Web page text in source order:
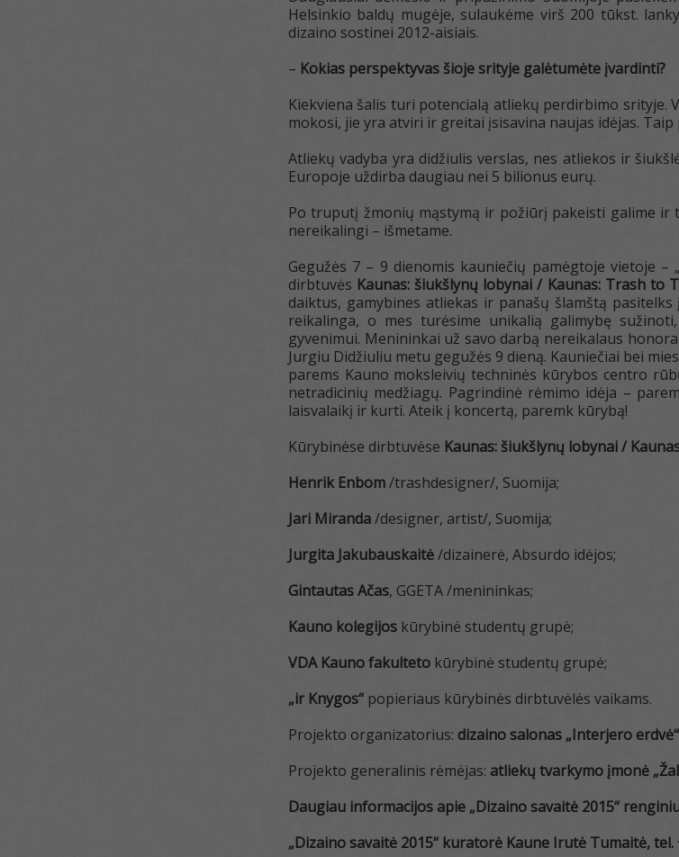
Helsinkio baldų mugėje, sulaukėme virš 200 tūkst.
dizaino sostinei 2012-aisiais.
– Kokias perspektyvas šioje srityje galėtumėte įvardinti?
Kiekviena šalis turi potencialą atliekų perdirbimo srityje.
mokosi, jie yra atviri ir greitai įsisavina naujas idėjas.
Atliekų vadyba yra didžiulis verslas, nes atliekos ir
Europoje uždirba daugiau nei 5 bilionus eurų.
Po truputį žmonių mąstymą ir požiūrį pakeisti galime
nereikalingi – išmetame.
Gegužės 7 – 9 dienomis kauniečių pamėgtoje vietoje
dirbtuvės Kaunas: šiukšlynų lobynai / Kaunas: Trash to
daiktus, gamybines atliekas ir panašų šlamštą
reikalinga, o mes turėsime unikalią galimybę
gyvenimui. Menininkai už savo darbą nereikalaus
Jurgiu Didžiuliu metu gegužės 9 dieną. Kauniečiai bei
parems Kauno moksleivių techninės kūrybos centro
netradicinių medžiagų. Pagrindinė rėmimo idėja –
laisvalaikį ir kurti. Ateik į koncertą, paremk kūrybą!
Kūrybinėse dirbtuvėse Kaunas: šiukšlynų lobynai /
Henrik Enbom/trashdesigner/, Suomija;
Jari Miranda/designer, artist/, Suomija;
Jurgita Jakubauskaitė/dizainerė, Absurdo idėjos;
Gintautas Ačas, GGETA /menininkas;
Kauno kolegijos kūrybinė studentų grupė;
VDA Kauno fakulteto kūrybinė studentų grupė;
„ir Knygos“popieriaus kūrybinės dirbtuvėlės vaikams.
Projekto organizatorius: dizaino salonas „Interjero erdvė“
Projekto generalinis rėmėjas: atliekų tvarkymo įmonė
Daugiau informacijos apie „Dizaino savaitė 2015“
„Dizaino savaitė 2015“ kuratorė Kaune Irutė Tumaitė, tel.